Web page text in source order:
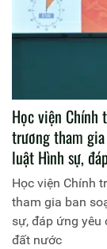
Học viện Chính
trương tham
luật Hình sự,
vụ phát triển
Học viện Chính
tham gia ban
sự, đáp ứng yêu
đất nước